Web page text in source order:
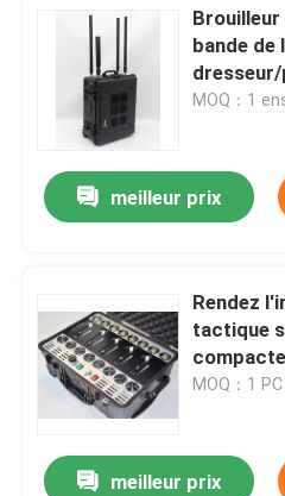
bande de
dresseur/
brouilleur
MOQ：1
meilleur prix
Rendez
tactique
3.8GHz
MOQ：1 PC
meilleur prix